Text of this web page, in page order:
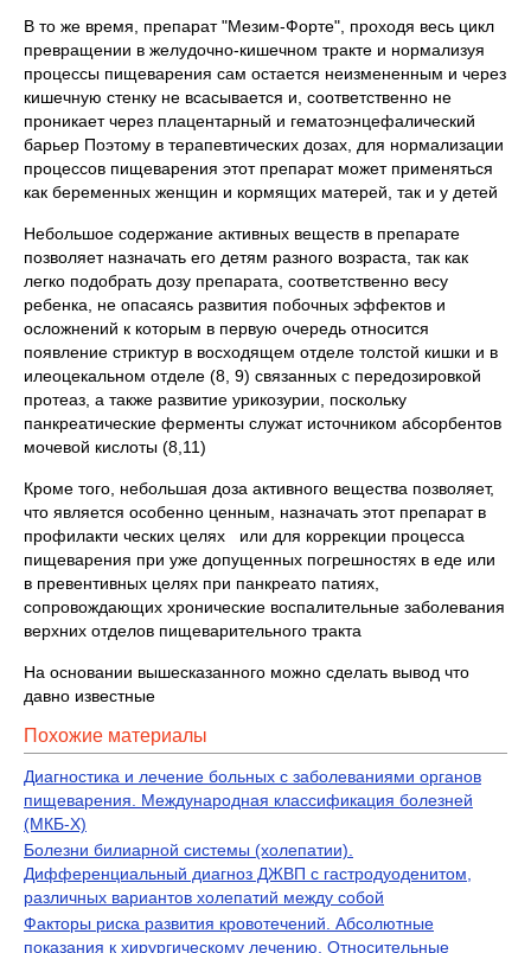
В то же время, препарат "Мезим-Форте", проходя весь цикл
превращении в желудочно-кишечном тракте и нормализуя
процессы пищеварения сам остается неизмененным и через
кишечную стенку не всасывается и, соответственно не
проникает через плацентарный и гематоэнцефалический
барьер Поэтому в терапевтических дозах, для нормализации
процессов пищеварения этот препарат может применяться
как беременных женщин и кормящих матерей, так и у детей
Небольшое содержание активных веществ в препарате
позволяет назначать его детям разного возраста, так как
легко подобрать дозу препарата, соответственно весу
ребенка, не опасаясь развития побочных эффектов и
осложнений к которым в первую очередь относится
появление стриктур в восходящем отделе толстой кишки и в
илеоцекальном отделе (8, 9) связанных с передозировкой
протеаз, а также развитие урикозурии, поскольку
панкреатические ферменты служат источником абсорбентов
мочевой кислоты (8,11)
Кроме того, небольшая доза активного вещества позволяет,
что является особенно ценным, назначать этот препарат в
профилакти ческих целях или для коррекции процесса
пищеварения при уже допущенных погрешностях в еде или
в превентивных целях при панкреато патиях,
сопровождающих хронические воспалительные заболевания
верхних отделов пищеварительного тракта
На основании вышесказанного можно сделать вывод что
давно известные
Похожие материалы
Диагностика и лечение больных с заболеваниями органов
пищеварения. Международная классификация болезней
(МКБ-Х)
Болезни билиарной системы (холепатии).
Дифференциальный диагноз ДЖВП с гастродуоденитом,
различных вариантов холепатий между собой
Факторы риска развития кровотечений. Абсолютные
показания к хирургическому лечению. Относительные